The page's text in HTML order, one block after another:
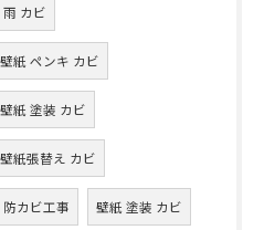
カビ
紙 ペンキ カビ
紙 塗装 カビ
紙張替え カビ
カビ工事 壁紙 塗装 カビ